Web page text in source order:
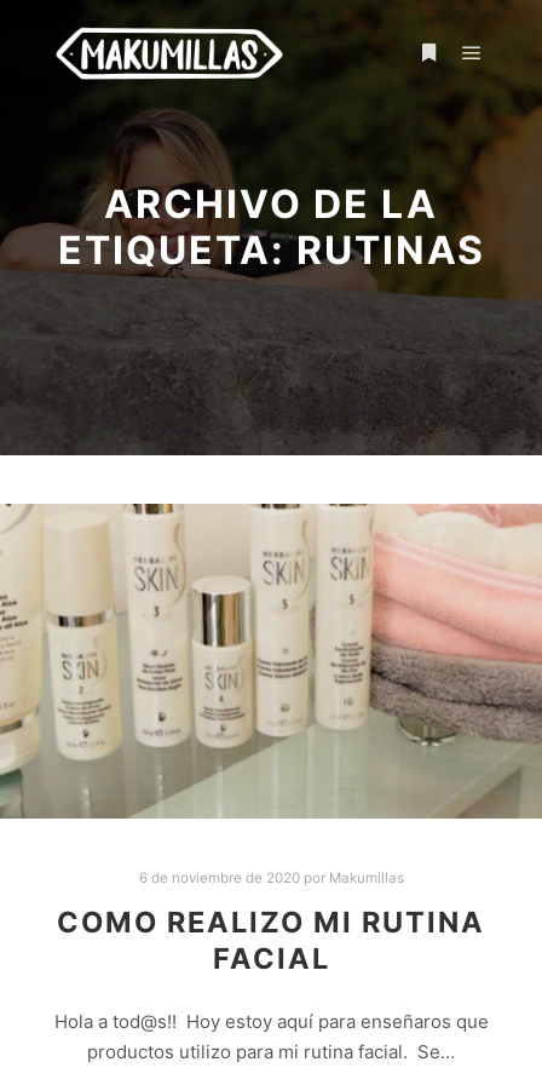
ARCHIVO DE LA
ETIQUETA:RUTINAS
6 de noviembre de 2020por Makumillas
COMO REALIZO MI RUTINA
FACIAL
Hola a tod@s!! Hoy estoy aquí para enseñaros que
productos utilizo para mi rutina facial. Se…